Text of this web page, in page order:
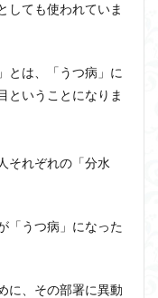
しても使われていま
とは、「うつ病」に
ということになりま
それぞれの「分水
「うつ病」になった
に、その部署に異動